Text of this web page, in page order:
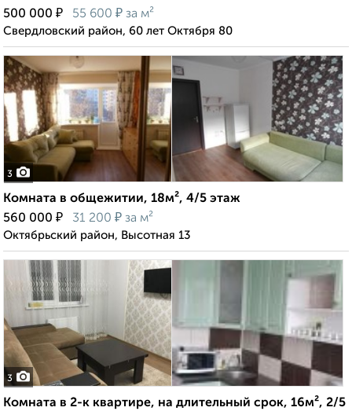
500 000 ₽ 55 600 ₽ за м²
Свердловский район, 60 лет Октября 80
3
Комната в общежитии, 18м², 4/5 этаж
560 000 ₽ 31 200 ₽ за м²
Октябрьский район, Высотная 13
3
Комната в 2-к квартире, на длительный срок, 16м², 2/5